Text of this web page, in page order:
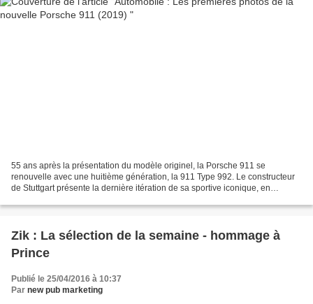
55 ans après la présentation du modèle originel, la Porsche 911 se
renouvelle avec une huitième génération, la 911 Type 992. Le constructeur
de Stuttgart présente la dernière itération de sa sportive iconique, en
Zik : La sélection de la semaine - hommage à
Prince
Publié le 25/04/2016 à 10:37
Par new pub marketing